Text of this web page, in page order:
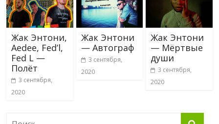
Жак Энтони,
Aedee, Fed’l,
Fed L —
Полёт
3 сентября,
2020
Жак Энтони
— Автограф
3 сентября,
2020
Жак Энтони
— Мёртвые
души
3 сентября,
2020